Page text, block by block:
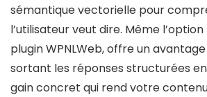
sémantique vectorielle pour
l’utilisateur veut dire. Même
plugin WPNLWeb, offre un
sortant les réponses structurées
gain concret qui rend votre